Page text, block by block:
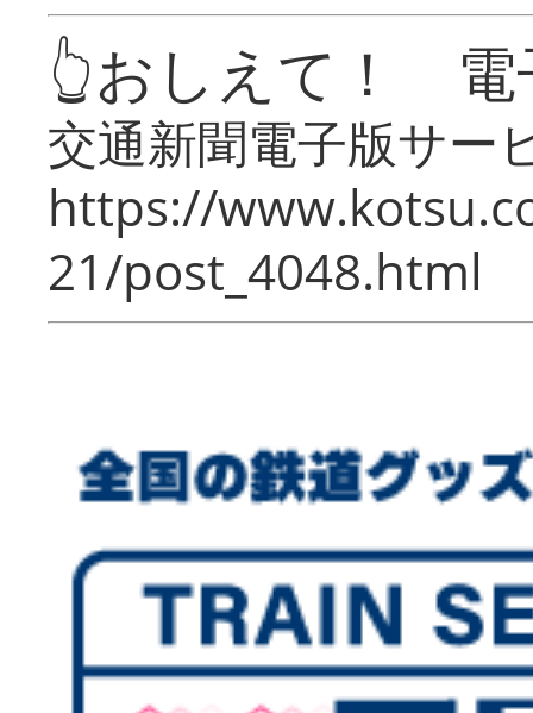
👆おしえて！ 電
交通新聞電子版サー
https://
21/post_4048.html